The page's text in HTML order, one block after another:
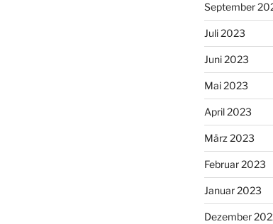
September
Juli 2023
Juni 2023
Mai 2023
April 2023
März 2023
Februar 2023
Januar 2023
Dezember